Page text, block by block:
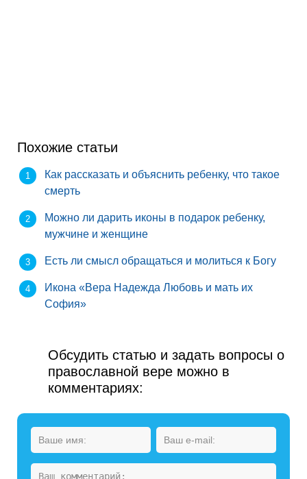
Похожие статьи
Как рассказать и объяснить ребенку, что такое
смерть
Можно ли дарить иконы в подарок ребенку,
мужчине и женщине
Есть ли смысл обращаться и молиться к Богу
Икона «Вера Надежда Любовь и мать их
София»
Обсудить статью и задать вопросы о
православной вере можно в
комментариях: